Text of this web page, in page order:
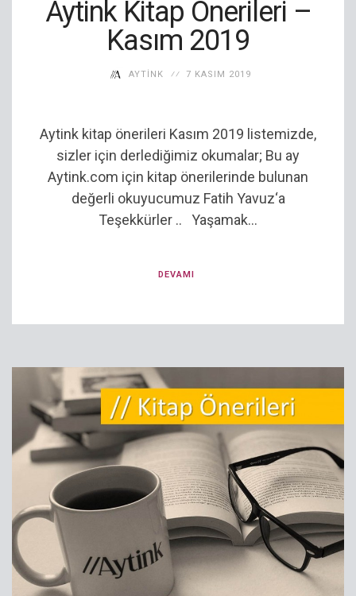
Aytink Kitap Önerileri –
Kasım 2019
AYTINK 7 KASIM 2019
Aytink kitap önerileri Kasım 2019 listemizde,
sizler için derlediğimiz okumalar; Bu ay
Aytink.com için kitap önerilerinde bulunan
değerli okuyucumuz Fatih Yavuz‘a
Teşekkürler .. Yaşamak...
DEVAMI